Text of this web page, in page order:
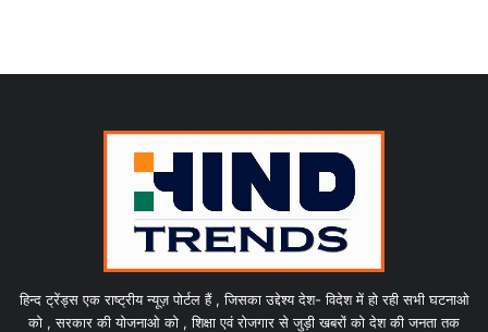
हिन्द ट्रेंड्स एक राष्ट्रीय न्यूज़ पोर्टल हैं , जिसका उद्देश्य देश- विदेश में हो रही सभी घटनाओ
को , सरकार की योजनाओ को , शिक्षा एवं रोजगार से जुड़ी खबरों को देश की जनता तक